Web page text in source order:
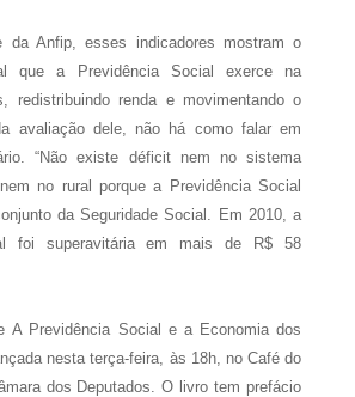
da Anfip, esses indicadores mostram o
que a Previdência Social exerce na
redistribuindo renda e movimentando o
avaliação dele, não há como falar em
“Não existe déficit nem no sistema
no rural porque a Previdência Social
da Seguridade Social. Em 2010, a
foi superavitária em mais de R$ 58
A Previdência Social e a Economia dos
nesta terça-feira, às 18h, no Café do
dos Deputados. O livro tem prefácio